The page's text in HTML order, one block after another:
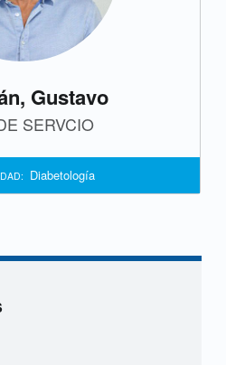
Gustavo
SERVCIO
Diabetología